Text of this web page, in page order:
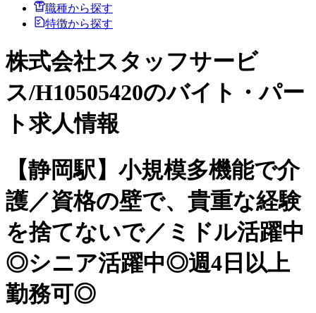
職種から探す
特徴から探す
株式会社スタッフサービ
ス/H10505420のバイト・パー
ト求人情報
【静岡駅】小規模多機能で介
護／資格の壁で、貴重な経験
を捨てないで／ミドル活躍中
◎シニア活躍中◎週4日以上
勤務可◎